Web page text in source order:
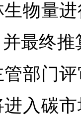
物量
最终
部门
入碳